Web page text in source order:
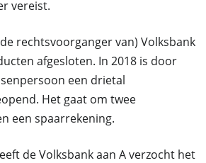
vereist.
rechtsvoorganger van) Volksbank
afgesloten. In 2018 is door
een drietal
Het gaat om twee
een spaarrekening.
de Volksbank aan A verzocht het